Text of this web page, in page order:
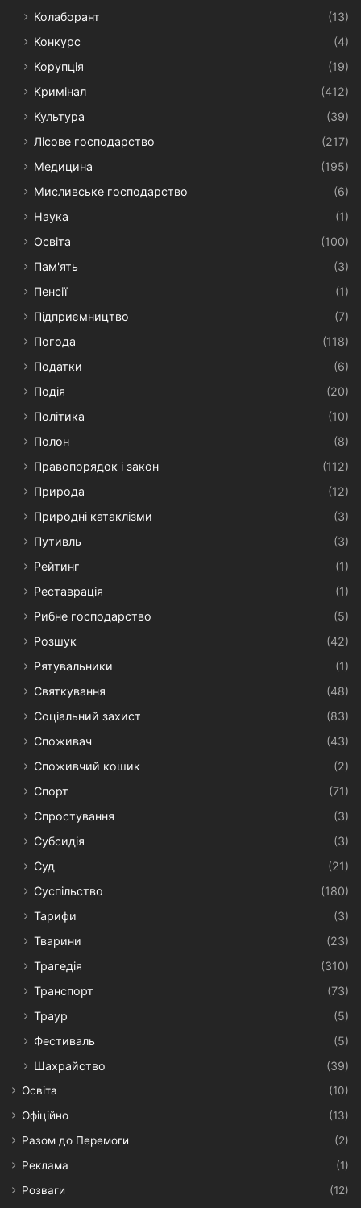
Колаборант
(13)
Конкурс
(4)
Корупція
(19)
Кримінал
(412)
Культура
(39)
Лісове господарство
(217)
Медицина
(195)
Мисливське господарство
(6)
Наука
(1)
Освіта
(100)
Пам'ять
(3)
Пенсії
(1)
Підприємництво
(7)
Погода
(118)
Податки
(6)
Подія
(20)
Політика
(10)
Полон
(8)
Правопорядок і закон
(112)
Природа
(12)
Природні катаклізми
(3)
Путивль
(3)
Рейтинг
(1)
Реставрація
(1)
Рибне господарство
(5)
Розшук
(42)
Рятувальники
(1)
Святкування
(48)
Соціальний захист
(83)
Споживач
(43)
Споживчий кошик
(2)
Спорт
(71)
Спростування
(3)
Субсидія
(3)
Суд
(21)
Суспільство
(180)
Тарифи
(3)
Тварини
(23)
Трагедія
(310)
Транспорт
(73)
Траур
(5)
Фестиваль
(5)
Шахрайство
(39)
Освіта
(10)
Офіційно
(13)
Разом до Перемоги
(2)
Реклама
(1)
Розваги
(12)